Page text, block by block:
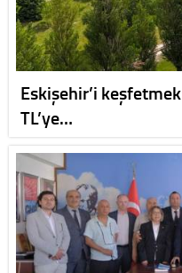
Eskişehir’i
TL’ye…